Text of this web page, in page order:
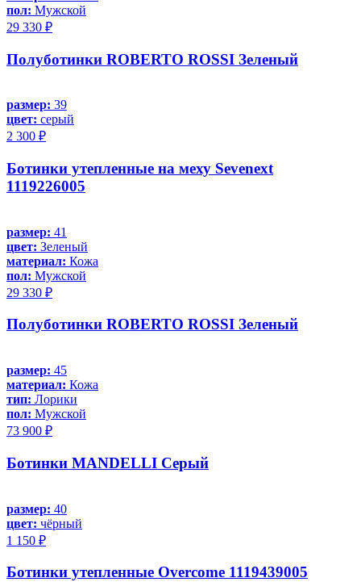
пол: Мужской
29 330 ₽
Полуботинки ROBERTO ROSSI Зеленый
размер: 39
цвет: серый
2 300 ₽
Ботинки утепленные на меху Sevenext
1119226005
размер: 41
цвет: Зеленый
материал: Кожа
пол: Мужской
29 330 ₽
Полуботинки ROBERTO ROSSI Зеленый
размер: 45
материал: Кожа
тип: Лорики
пол: Мужской
73 900 ₽
Ботинки MANDELLI Серый
размер: 40
цвет: чёрный
1 150 ₽
Ботинки утепленные Overcome 1119439005